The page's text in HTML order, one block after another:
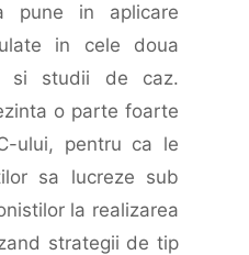
pune in aplicare
in cele doua
si studii de caz.
o parte foarte
ului, pentru ca le
sa lucreze sub
la realizarea
strategii de tip